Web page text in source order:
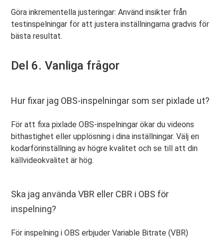
Göra inkrementella justeringar: Använd insikter från
testinspelningar för att justera inställningarna gradvis för
bästa resultat.
Del 6. Vanliga frågor
Hur fixar jag OBS-inspelningar som ser pixlade ut?
För att fixa pixlade OBS-inspelningar ökar du videons
bithastighet eller upplösning i dina inställningar. Välj en
kodarförinställning av högre kvalitet och se till att din
källvideokvalitet är hög.
Ska jag använda VBR eller CBR i OBS för
inspelning?
För inspelning i OBS erbjuder Variable Bitrate (VBR)